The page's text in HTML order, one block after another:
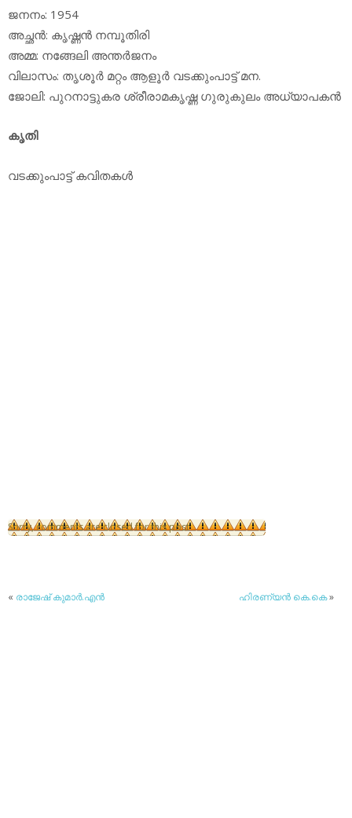
ജനനം: 1954
അച്ഛന്‍: കൃഷ്ണന്‍ നമ്പൂതിരി
അമ്മ: നങ്ങേലി അന്തര്‍ജനം
വിലാസം: തൃശൂര്‍ മറ്റം ആളൂര്‍ വടക്കുംപാട്ട് മന.
ജോലി: പുറനാട്ടുകര ശ്രീരാമകൃഷ്ണ ഗുരുകുലം അധ്യാപകന്‍
കൃതി
വടക്കുംപാട്ട് കവിതകള്‍
Sorry, comments are closed for this post
« രാജേഷ് കുമാര്‍.എന്‍ ഹിരണ്യന്‍ കെ.കെ»